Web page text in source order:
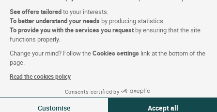
See offers tailoredto your interests.
To better understand your needs by producing statistics.
To provide you with the services you request by ensuring that the site
functions properly.
Change your mind? Follow theCookies settings link at the bottom of the
page.
Read the cookies policy
Consents certified by
Customise Accept all
08-09 aug 2026
2 reizigers | 1 kamer
Logis copyright © 2026 Alle rechten voorbehouden gerealiseerd door SIWAY